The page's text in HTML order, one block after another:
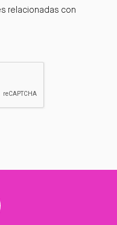
relacionadas con